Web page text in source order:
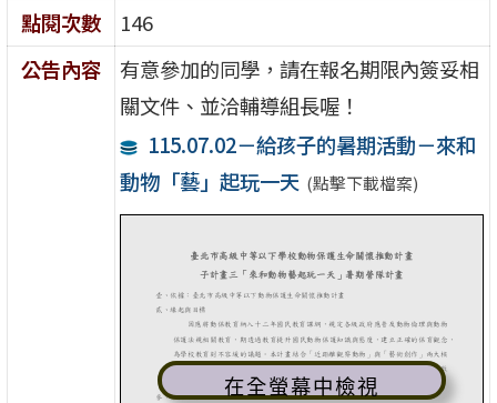
點閱次數
146
公告內容
有意參加的同學，請在報名期限內簽妥相
關文件、並洽輔導組長喔！
115.07.02－給孩子的暑期活動－來和
動物「藝」起玩一天 (點擊下載檔案)
在全螢幕中檢視